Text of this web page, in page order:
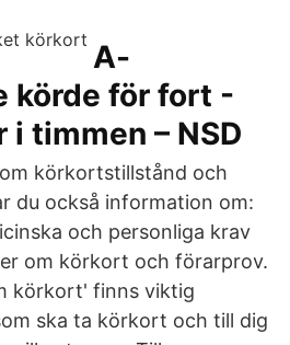
A-
körde för fort -
timmen – NSD
körkortstillstånd och
du också information om:
och personliga krav
om körkort och förarprov.
körkort' finns viktig
ska ta körkort och till dig